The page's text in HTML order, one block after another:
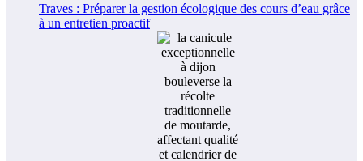
Traves : Préparer la gestion écologique des cours d’eau grâce
à un entretien proactif